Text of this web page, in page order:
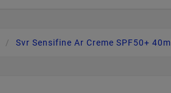
Svr Sensifine Ar Creme SPF50+ 40ml